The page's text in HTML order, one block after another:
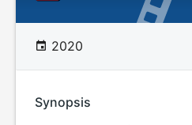
2020
Synopsis